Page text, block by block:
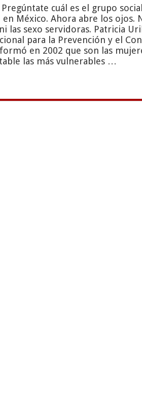
cuál es el grupo
México. Ahora abre los ojos.
las sexo servidoras. Patricia
para la Prevención y el
en 2002 que son las
las más vulnerables …